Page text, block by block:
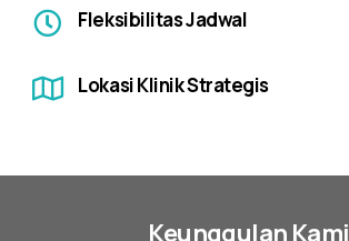
Fleksibilitas Jadwal
Lokasi Klinik Strategis
Keunggulan Kami